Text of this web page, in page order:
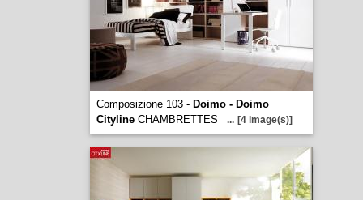
Composizione 103 - Doimo - Doimo
CitylineCHAMBRETTES ... [4 image(s)]